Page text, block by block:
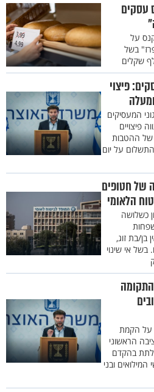
עסקים
על
בשל
פיצוי
המעסיקים
פיצויים
של ההטבות
על יום
של חטופים
הלאומי
כשלושה
אין בן/בת זוג,
אי שינוי
על הקמת
הראשוני
לתת בהקדם
ובני